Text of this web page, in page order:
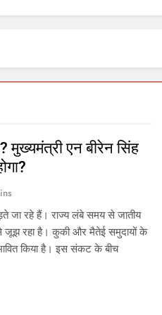
मुख्यमंत्री एन बीरेन सिंह
जा रहे हैं। राज्य लंबे समय से जातीय
जूझ रहा है। कुकी और मैतेई समुदायों के
किया है। इस संकट के बीच